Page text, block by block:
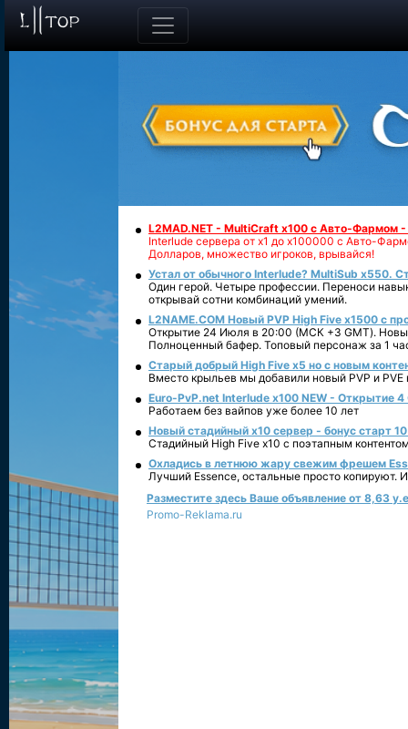
L2MAD.NET - MultiCraft x100 с Авто-Фармом
Interlude сервера от х1 до х100000 с Авто-
Долларов, множество игроков, врывайся!
Устал от обычного Interlude? MultiSub x550.
Один герой. Четыре профессии. Переноси
открывай сотни комбинаций умений.
L2NAME.COM Новый PVP High Five x1500 с
Открытие 24 Июля в 20:00 (МСК +3 GMT).
Полноценный бафер. Топовый персонаж за 1
Старый добрый High Five x5 но с новым
Вместо крыльев мы добавили новый PVP и PVE
Euro-PvP.net Interlude х100 NEW - Открытие 4
Работаем без вайпов уже более 10 лет
Новый стадийный х10 сервер - бонус старт
Стадийный High Five x10 с поэтапным
Охладись в летнюю жару свежим фрешем
Лучший Essence, остальные просто копируют.
Разместите здесь Ваше объявление от 8,63
Promo-Reklama.ru